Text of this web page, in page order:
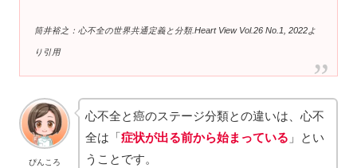
筒井裕之：心不全の世界共通定義と分類.Heart View Vol.26 No.1, 2022よ
り引用
ぴんころ
心不全と癌のステージ分類との違いは、心不
全は「症状が出る前から始まっている 」とい
うことです。